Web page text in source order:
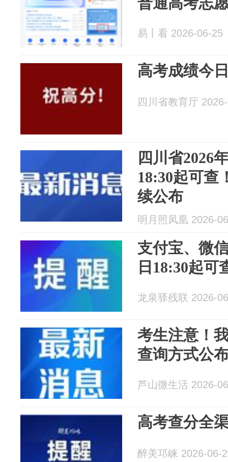
易丨看 2026-06-25
高考成绩今
四川省教育厅
四川省2026
18:30起可查
续公布
明月照凤凰 2026-
支付宝、微
日18:30起可
龙泉驿残联 2026-
考生注意！
查询方式公
芦山微生活 2026-
高考查分全
醉美邛崃 2026-06-